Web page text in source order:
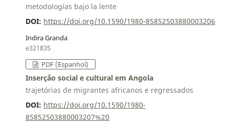
metodologías bajo la lente
DOI: https://doi.org/10.1590/1980-85852503880003206
Indira Granda
e321835
PDF (Espanhol)
Inserção social e cultural em Angola
trajetórias de migrantes africanos e regressados
DOI: https://doi.org/10.1590/1980-
85852503880003207%20